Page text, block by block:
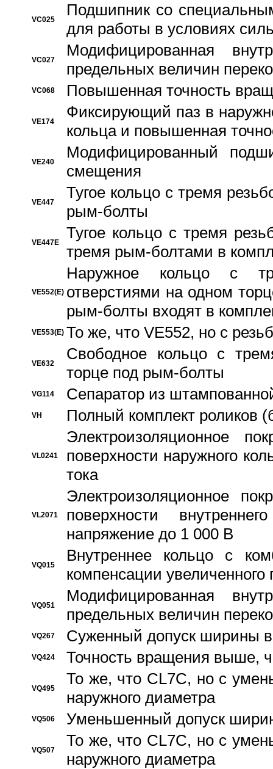
VC025
Подшипник со
для работы в условиях
VC027
Модифицированная
предельных величин
VC068 Повышенная точность
VE174
Фиксирующий паз в
кольца и повышенная
VE240
Модифицированный
смещения
VE447
Тугое кольцо с тремя
рым-болты
VE447E
Тугое кольцо с тремя
тремя рым-болтами в
VE552(E)
Наружное кольцо с
отверстиями на одном
рым-болты входят в
VE553(E) То же, что VE552, но с
VE632
Свободное кольцо с
торце под рым-болты
VG114 Сепаратор из
VH Полный комплект роликов
VL0241
Электроизоляционное
поверхности наружного
тока
VL2071
Электроизоляционное
поверхности
напряжение до 1 000 В
VQ015
Bнутреннее кольцо с
компенсации увеличенного
VQ051
Модифицированная
предельных величин
VQ267 Суженный допуск ширины
VQ424 Точность вращения выше,
VQ495
То же, что CL7C, но с
наружного диаметра
VQ506 Уменьшенный допуск
VQ507
То же, что CL7C, но с
наружного диаметра